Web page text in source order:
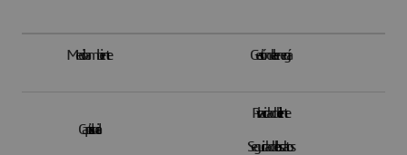
Medioambiente Gestión de la energía
Capital social
Privacidad del cliente
Seguridad de los datos